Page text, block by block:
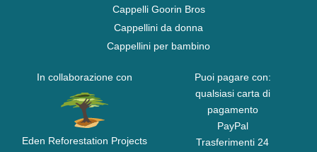
Cappelli Goorin Bros
Cappellini da donna
Cappellini per bambino
In collaborazione con
Eden Reforestation Projects
Puoi pagare con:
qualsiasi carta di
pagamento
PayPal
Trasferimenti 24